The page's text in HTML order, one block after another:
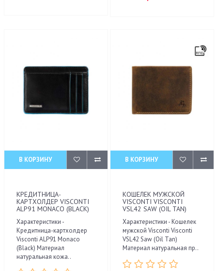
В КОРЗИНУ
КРЕДИТНИЦА-
КАРТХОЛДЕР VISCONTI
ALP91 MONACO (BLACK)
Характеристики -
Кредитница-картхолдер
Visconti ALP91 Monaco
(Black) Материал
натуральная кожа..
В КОРЗИНУ
КОШЕЛЕК МУЖСКОЙ
VISCONTI VISCONTI
VSL42 SAW (OIL TAN)
Характеристики - Кошелек
мужской Visconti Visconti
VSL42 Saw (Oil Tan)
Материал натуральная пр..